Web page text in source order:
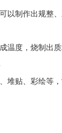
以制作出规整
温度，烧制出
堆贴、彩绘等